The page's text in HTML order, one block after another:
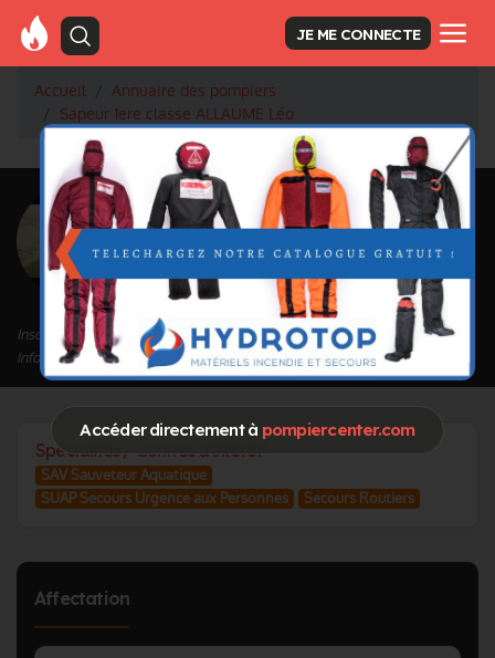
Accéder directement à pompiercenter.com
JE ME CONNECTE
Accueil
Annuaire des pompiers
Sapeur 1ere classe ALLAUME Léo
<Retour à la liste des pompiers
ALLAUME Léo
Grade : Sapeur 1ere classe
Inscrit depuis le 20/10/2023 à 09:57
Informations mises à jour le 20/10/2023 à 09:59
Spécialités / Centres d'intérêt
SAV Sauveteur Aquatique
SUAP Secours Urgence aux Personnes
Secours Routiers
Affectation